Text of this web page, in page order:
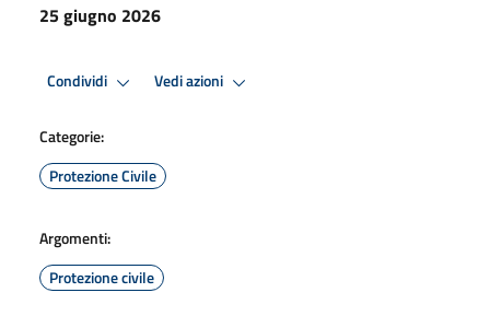
25 giugno 2026
Condividi Vedi azioni
Categorie:
Protezione Civile
Argomenti:
Protezione civile